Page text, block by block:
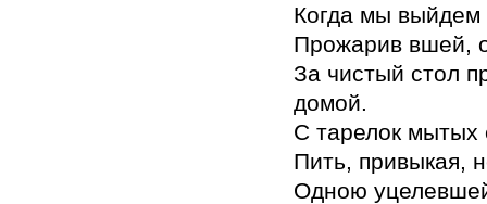
Когда мы выйдем
Прожарив вшей,
За чистый стол
домой.
С тарелок мытых
Пить, привыкая,
Одною